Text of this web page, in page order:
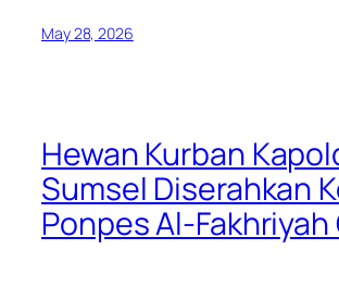
May 28, 2026
Hewan Kurban
Sumsel Diserahkan
Ponpes Al-Fakhriyah